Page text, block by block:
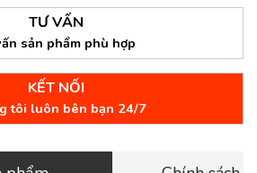
TƯ VẤN
sản phẩm phù hợp
KẾT NỐI
tôi luôn bên bạn 24/7